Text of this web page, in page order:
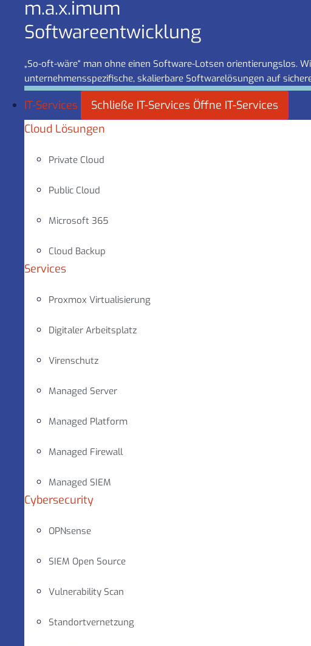
m.a.x.imum
Software­entwicklung
„So-oft-wäre“ man ohne einen Software-Lotsen orientierungslos.
unternehmensspezifische, skalierbare Softwarelösungen auf
IT-Services Schließe IT-Services Öffne IT-Services
Cloud Lösungen
Private Cloud
Public Cloud
Microsoft 365
Cloud Backup
Services
Proxmox Virtualisierung
Digitaler Arbeitsplatz
Virenschutz
Managed Server
Managed Platform
Managed Firewall
Managed SIEM
Cybersecurity
OPNsense
SIEM Open Source
Vulnerability Scan
Standortvernetzung